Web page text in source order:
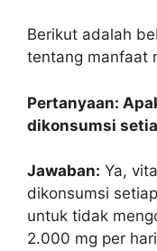
Berikut adalah
tentang manfaat
Pertanyaan:
dikonsumsi
Jawaban: Ya,
dikonsumsi
untuk tidak
2.000 mg per